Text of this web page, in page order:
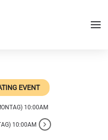
EVENT
10:00AM
10:00AM